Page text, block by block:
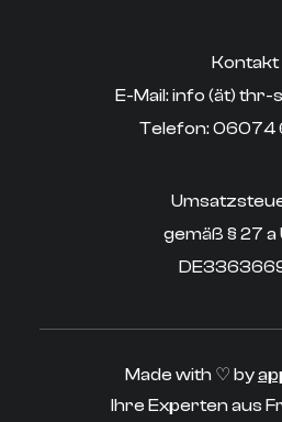
Kontakt
E-Mail: info (ät) thr-
‍Telefon: 06074
gemäß § 27 a
Made with ♡ by
Ihre Experten aus